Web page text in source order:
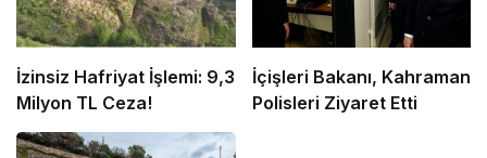
İzinsiz Hafriyat İşlemi: 9,3
Milyon TL Ceza!
İçişleri Bakanı, Kahraman
Polisleri Ziyaret Etti